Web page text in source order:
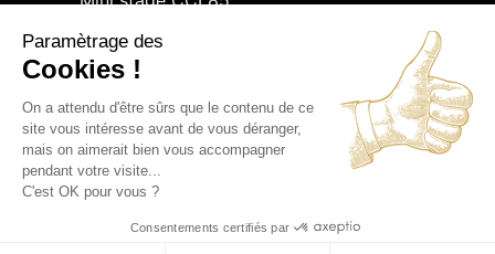
° Mini stage Chambre d’Agriculture 85
° Mon stage à 5 bornes
° Logements en Vendée
° Escale Ouest
° Aides financières et coups de pouces
° Aides financières Pays de la Loire
Paramètrage des
Cookies !
On a attendu d'être sûrs que le contenu de ce
site vous intéresse avant de vous déranger,
mais on aimerait bien vous accompagner
pendant votre visite...
C'est OK pour vous ?
Consentements certifiés par